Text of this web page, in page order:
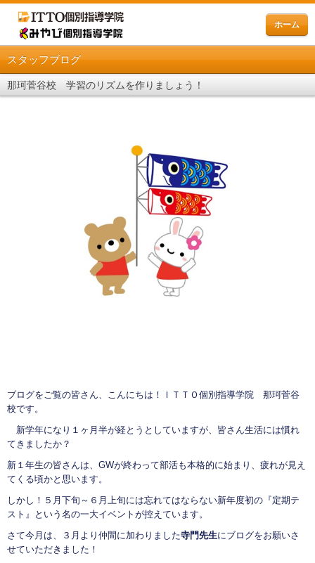
ホーム
スタッフブログ
那珂菅谷校 学習のリズムを作りましょう！
ブログをご覧の皆さん、こんにちは！ＩＴＴＯ個別指導学院 那珂菅谷
校です。
新学年になり１ヶ月半が経とうとしていますが、皆さん生活には慣れ
てきましたか？
新１年生の皆さんは、GWが終わって部活も本格的に始まり、疲れが見え
てくる頃かと思います。
しかし！５月下旬～６月上旬には忘れてはならない新年度初の『定期テ
スト』という名の一大イベントが控えています。
さて今月は、３月より仲間に加わりました寺門先生にブログをお願いさ
せていただきました！